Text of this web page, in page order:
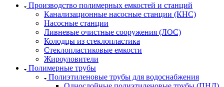
Производство полимерных емкостей и станций
Канализационные насосные станции (КНС)
Насосные станции
Ливневые очистные сооружения (ЛОС)
Колодцы из стеклопластика
Стеклопластиковые емкости
Жироуловители
Полимерные трубы
Полиэтиленовые трубы для водоснабжения